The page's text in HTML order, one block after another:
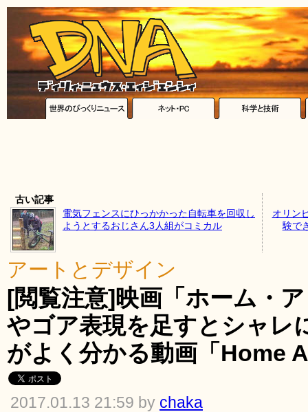
古い記事
電気フェンスにひっかかった自転車を回収し
ようとするおじさん3人組がコミカル
オリン
験で
アートとデザイン
[閲覧注意]映画「ホーム・
やゴア表現を足すとシャレ
がよく分かる動画「Home
2017.01.13 21:59 by chaka